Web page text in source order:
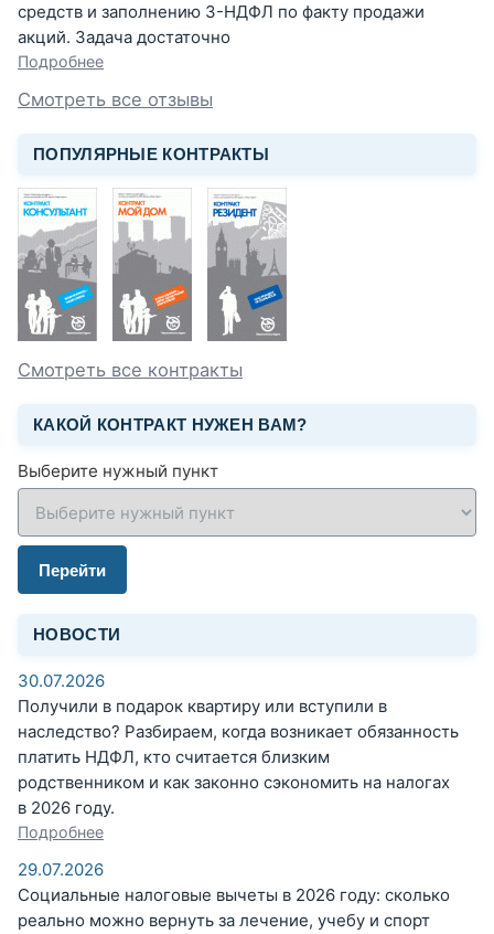
средств и заполнению 3-НДФЛ по факту продажи
акций. Задача достаточно
Подробнее
Смотреть все отзывы
ПОПУЛЯРНЫЕ КОНТРАКТЫ
Смотреть все контракты
КАКОЙ КОНТРАКТ НУЖЕН ВАМ?
Выберите нужный пункт
Перейти
НОВОСТИ
30.07.2026
Получили в подарок квартиру или вступили в
наследство? Разбираем, когда возникает обязанность
платить НДФЛ, кто считается близким
родственником и как законно сэкономить на налогах
в 2026 году.
Подробнее
29.07.2026
Социальные налоговые вычеты в 2026 году: сколько
реально можно вернуть за лечение, учебу и спорт